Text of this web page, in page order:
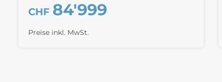
CHF 84'999
Preise inkl. MwSt.